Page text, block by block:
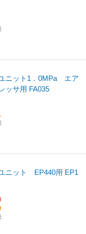
ニット1．0MPa エア
ッサ用 FA035
ニット EP440用 EP1